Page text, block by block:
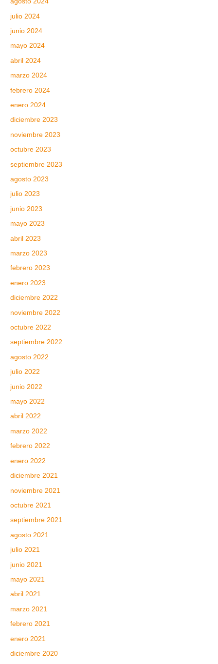
julio 2024
junio 2024
mayo 2024
abril 2024
marzo 2024
febrero 2024
enero 2024
diciembre 2023
noviembre 2023
octubre 2023
septiembre 2023
agosto 2023
julio 2023
junio 2023
mayo 2023
abril 2023
marzo 2023
febrero 2023
enero 2023
diciembre 2022
noviembre 2022
octubre 2022
septiembre 2022
agosto 2022
julio 2022
junio 2022
mayo 2022
abril 2022
marzo 2022
febrero 2022
enero 2022
diciembre 2021
noviembre 2021
octubre 2021
septiembre 2021
agosto 2021
julio 2021
junio 2021
mayo 2021
abril 2021
marzo 2021
febrero 2021
enero 2021
diciembre 2020